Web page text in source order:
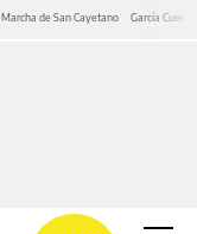
Marcha de San Cayetano García Cuerva